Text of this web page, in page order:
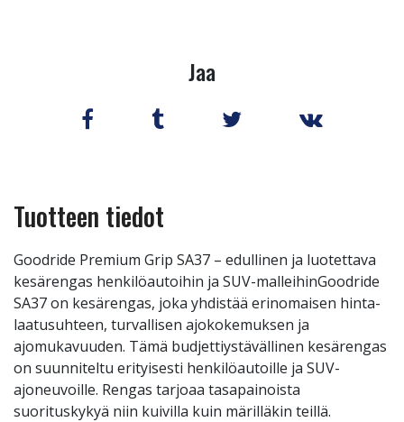
Jaa
Tuotteen tiedot
Goodride Premium Grip SA37 – edullinen ja luotettava
kesärengas henkilöautoihin ja SUV-malleihinGoodride
SA37 on kesärengas, joka yhdistää erinomaisen hinta-
laatusuhteen, turvallisen ajokokemuksen ja
ajomukavuuden. Tämä budjettiystävällinen kesärengas
on suunniteltu erityisesti henkilöautoille ja SUV-
ajoneuvoille. Rengas tarjoaa tasapainoista
suorituskykyä niin kuivilla kuin märilläkin teillä.